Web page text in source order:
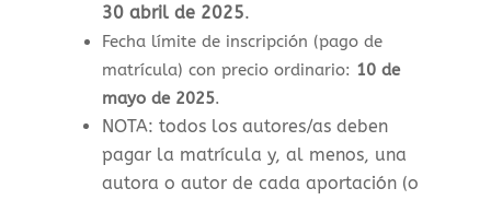
30 abril de 2025.
Fecha límite de inscripción (pago de
matrícula) con precio ordinario: 10 de
mayo de 2025.
NOTA: todos los autores/as deben
pagar la matrícula y, al menos, una
autora o autor de cada aportación (o